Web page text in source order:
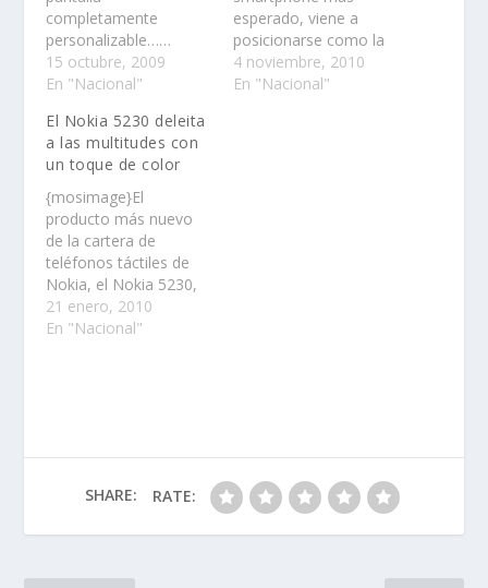
completamente
personalizable……
15 octubre, 2009
En "Nacional"
esperado, viene a
posicionarse como la
gran estrella de fin de
año. Los amantes de
4 noviembre, 2010
En "Nacional"
El Nokia 5230 deleita
a las multitudes con
un toque de color
{mosimage}El
producto más nuevo
de la cartera de
teléfonos táctiles de
Nokia, el Nokia 5230,
ha sido diseñado para
quienes llevan una vida
para compartir sus
21 enero, 2010
En "Nacional"
SHARE: RATE: